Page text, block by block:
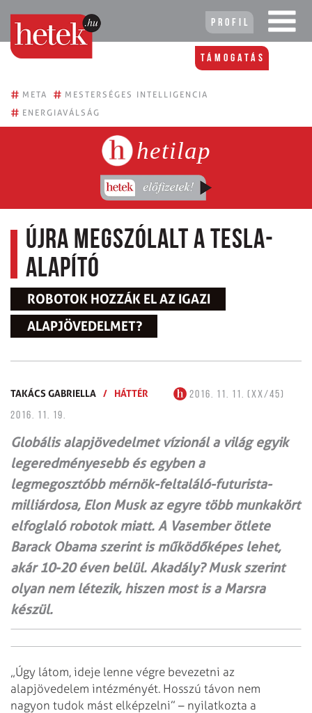
Profil
Támogatás
# META # MESTERSÉGES INTELLIGENCIA
# ENERGIAVÁLSÁG
hetilap
Újra megszólalt a Tesla-
alapító
ROBOTOK HOZZÁK EL AZ IGAZI
ALAPJÖVEDELMET?
TAKÁCS GABRIELLA / HÁTTÉR
2016. 11. 11. (XX/45)
2016. 11. 19.
Globális alapjövedelmet vízionál a világ egyik
legeredményesebb és egyben a
legmegosztóbb mérnök-feltaláló-futurista-
milliárdosa, Elon Musk az egyre több munkakört
elfoglaló robotok miatt. A Vasember ötlete
Barack Obama szerint is működőképes lehet,
akár 10-20 éven belül. Akadály? Musk szerint
olyan nem létezik, hiszen most is a Marsra
készül.
„Úgy látom, ideje lenne végre bevezetni az
alapjövedelem intézményét. Hosszú távon nem
nagyon tudok mást elképzelni” – nyilatkozta a